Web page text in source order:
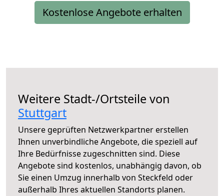
Kostenlose Angebote erhalten
Weitere Stadt-/Ortsteile von
Stuttgart
Unsere geprüften Netzwerkpartner erstellen
Ihnen unverbindliche Angebote, die speziell auf
Ihre Bedürfnisse zugeschnitten sind. Diese
Angebote sind kostenlos, unabhängig davon, ob
Sie einen Umzug innerhalb von Steckfeld oder
außerhalb Ihres aktuellen Standorts planen.